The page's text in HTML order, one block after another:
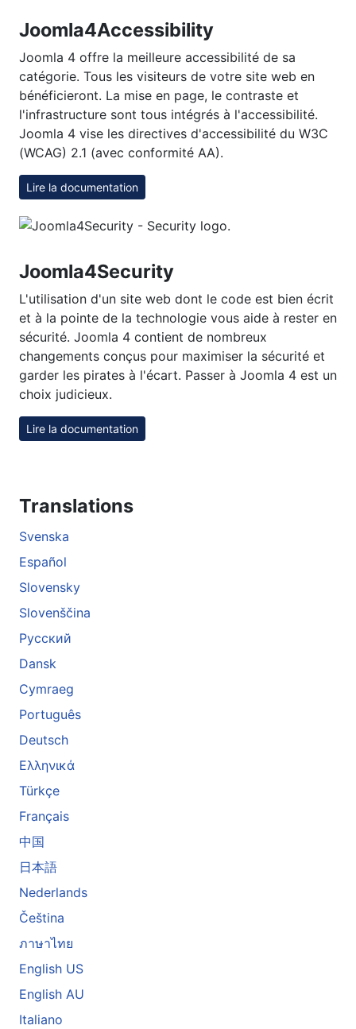
Joomla4Accessibility
Joomla 4 offre la meilleure accessibilité de sa
catégorie. Tous les visiteurs de votre site web en
bénéficieront. La mise en page, le contraste et
l'infrastructure sont tous intégrés à l'accessibilité.
Joomla 4 vise les directives d'accessibilité du W3C
(WCAG) 2.1 (avec conformité AA).
Lire la documentation
Joomla4Security
L'utilisation d'un site web dont le code est bien écrit
et à la pointe de la technologie vous aide à rester en
sécurité. Joomla 4 contient de nombreux
changements conçus pour maximiser la sécurité et
garder les pirates à l'écart. Passer à Joomla 4 est un
choix judicieux.
Lire la documentation
Translations
Svenska
Español
Slovensky
Slovenščina
Русский
Dansk
Cymraeg
Português
Deutsch
Ελληνικά
Türkçe
Français
中国
日本語
Nederlands
Čeština
ภาษาไทย
English US
English AU
Italiano